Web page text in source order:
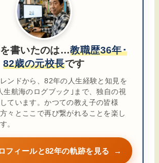
書いたのは…教職歴36年･
82歳の元校長です
ンドから、82年の人生経験と知見を
生航海のログブック｣まで、独自の視
ています。かつての教え子の皆様
々とここで再び繋がれることを楽し
。
フィールと82年の軌跡を見る →